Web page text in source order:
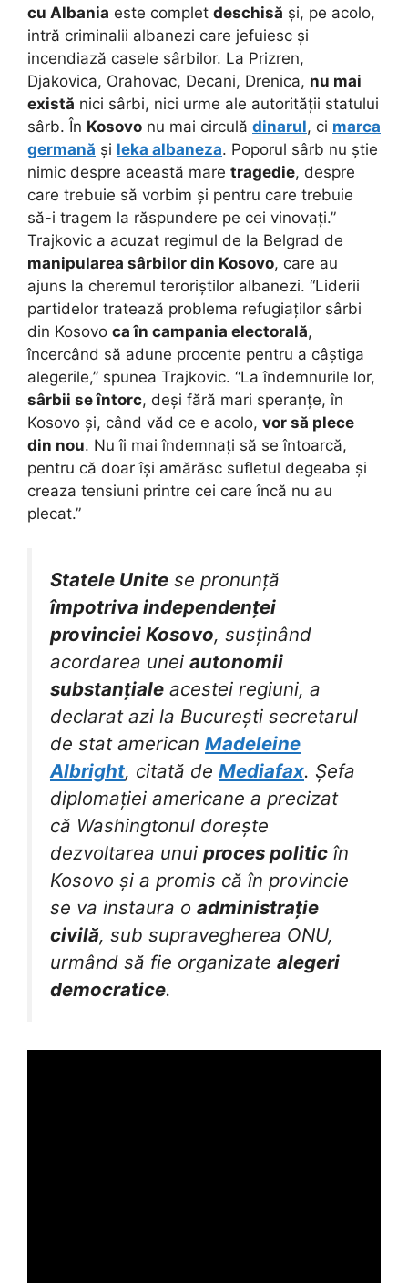
cu Albania este complet deschisă și, pe acolo,
intră criminalii albanezi care jefuiesc și
incendiază casele sârbilor. La Prizren,
Djakovica, Orahovac, Decani, Drenica, nu mai
există nici sârbi, nici urme ale autorității statului
sârb. În Kosovo nu mai circulă dinarul, ci marca
germană și leka albaneza. Poporul sârb nu știe
nimic despre această mare tragedie, despre
care trebuie să vorbim și pentru care trebuie
să-i tragem la răspundere pe cei vinovați.”
Trajkovic a acuzat regimul de la Belgrad de
manipularea sârbilor din Kosovo, care au
ajuns la cheremul teroriștilor albanezi. “Liderii
partidelor tratează problema refugiaților sârbi
din Kosovo ca în campania electorală,
încercând să adune procente pentru a câștiga
alegerile,” spunea Trajkovic. “La îndemnurile lor,
sârbii se întorc, deși fără mari speranțe, în
Kosovo și, când văd ce e acolo, vor să plece
din nou. Nu îi mai îndemnați să se întoarcă,
pentru că doar își amărăsc sufletul degeaba și
creaza tensiuni printre cei care încă nu au
plecat.”
Statele Unite se pronunță
împotriva independenței
provinciei Kosovo, susținând
acordarea unei autonomii
substanțiale acestei regiuni, a
declarat azi la București secretarul
de stat american Madeleine
Albright, citată de Mediafax. Șefa
diplomației americane a precizat
că Washingtonul dorește
dezvoltarea unui proces politic în
Kosovo și a promis că în provincie
se va instaura o administrație
civilă, sub supravegherea ONU,
urmând să fie organizate alegeri
democratice.